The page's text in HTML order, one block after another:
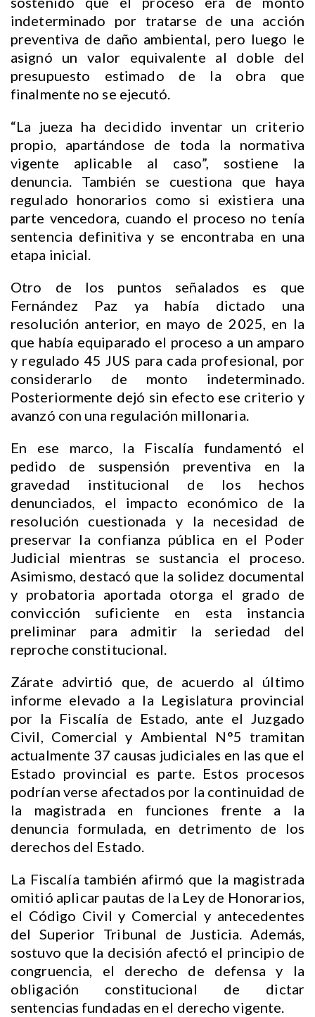
indeterminado por tratarse de una acción
preventiva de daño ambiental, pero luego le
asignó un valor equivalente al doble del
presupuesto estimado de la obra que
finalmente no se ejecutó.
“La jueza ha decidido inventar un criterio
propio, apartándose de toda la normativa
vigente aplicable al caso”, sostiene la
denuncia. También se cuestiona que haya
regulado honorarios como si existiera una
parte vencedora, cuando el proceso no tenía
sentencia definitiva y se encontraba en una
etapa inicial.
Otro de los puntos señalados es que
Fernández Paz ya había dictado una
resolución anterior, en mayo de 2025, en la
que había equiparado el proceso a un amparo
y regulado 45 JUS para cada profesional, por
considerarlo de monto indeterminado.
Posteriormente dejó sin efecto ese criterio y
avanzó con una regulación millonaria.
En ese marco, la Fiscalía fundamentó el
pedido de suspensión preventiva en la
gravedad institucional de los hechos
denunciados, el impacto económico de la
resolución cuestionada y la necesidad de
preservar la confianza pública en el Poder
Judicial mientras se sustancia el proceso.
Asimismo, destacó que la solidez documental
y probatoria aportada otorga el grado de
convicción suficiente en esta instancia
preliminar para admitir la seriedad del
reproche constitucional.
Zárate advirtió que, de acuerdo al último
informe elevado a la Legislatura provincial
por la Fiscalía de Estado, ante el Juzgado
Civil, Comercial y Ambiental N°5 tramitan
actualmente 37 causas judiciales en las que el
Estado provincial es parte. Estos procesos
podrían verse afectados por la continuidad de
la magistrada en funciones frente a la
denuncia formulada, en detrimento de los
derechos del Estado.
La Fiscalía también afirmó que la magistrada
omitió aplicar pautas de la Ley de Honorarios,
el Código Civil y Comercial y antecedentes
del Superior Tribunal de Justicia. Además,
sostuvo que la decisión afectó el principio de
congruencia, el derecho de defensa y la
obligación constitucional de dictar
sentencias fundadas en el derecho vigente.